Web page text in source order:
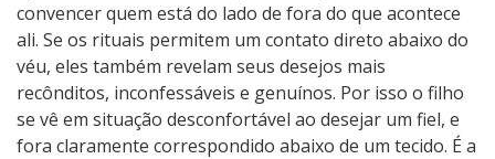
convencer quem está do lado de fora do que acontece
ali. Se os rituais permitem um contato direto abaixo do
véu, eles também revelam seus desejos mais
recônditos, inconfessáveis e genuínos. Por isso o filho
se vê em situação desconfortável ao desejar um fiel, e
fora claramente correspondido abaixo de um tecido. É a